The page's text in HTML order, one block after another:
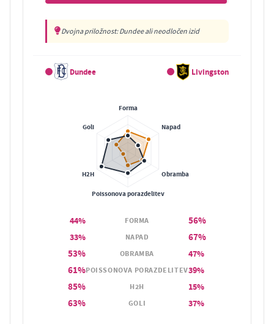
Dvojna priložnost: Dundee ali neodločen izid
Dundee Livingston
44% FORMA 56%
33% NAPAD
67%
53%
OBRAMBA 47%
61%POISSONOVA PORAZDELITEV39%
85% H2H 15%
63% GOLI 37%